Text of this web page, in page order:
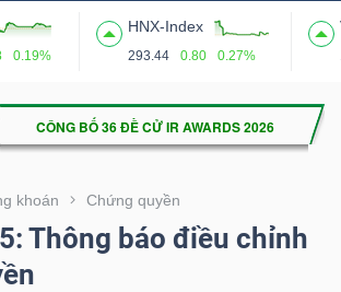
0.19%
HNX-Index
293.44 0.80 0.27%
khoán Chứng quyền
Thông báo điều chỉnh